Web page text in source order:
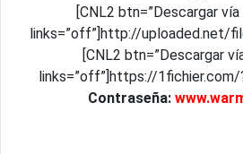
[CNL2 btn=”Descargar vía
links=”off”]http://uploaded.net/
[CNL2 btn=”Descargar
links=”off”]https://1fichier.com/
Contraseña: